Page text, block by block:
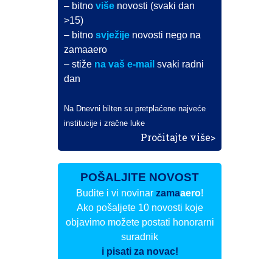
– bitnoviše novosti (svaki dan
>15)
– bitnosvježije novosti nego na
zamaaero
– stiže na vaš e-mail svaki radni
dan
Na Dnevni bilten su pretplaćene najveće
institucije i zračne luke
Pročitajte više>
POŠALJITE NOVOST
Budite i vi novinarzamaaero!
Ako pošaljete 10 novosti koje
objavimo možete postati honorarni
suradnik
i pisati za novac!